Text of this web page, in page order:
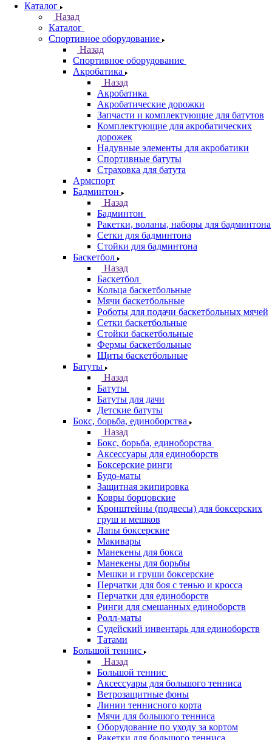
Каталог
Назад
Каталог
Спортивное оборудование
Назад
Спортивное оборудование
Акробатика
Назад
Акробатика
Акробатические дорожки
Запчасти и комплектующие для батутов
Комплектующие для акробатических
дорожек
Надувные элементы для акробатики
Спортивные батуты
Страховка для батута
Армспорт
Бадминтон
Назад
Бадминтон
Ракетки, воланы, наборы для бадминтона
Сетки для бадминтона
Стойки для бадминтона
Баскетбол
Назад
Баскетбол
Кольца баскетбольные
Мячи баскетбольные
Роботы для подачи баскетбольных мячей
Сетки баскетбольные
Стойки баскетбольные
Фермы баскетбольные
Щиты баскетбольные
Батуты
Назад
Батуты
Батуты для дачи
Детские батуты
Бокс, борьба, единоборства
Назад
Бокс, борьба, единоборства
Аксессуары для единоборств
Боксерские ринги
Будо-маты
Защитная экипировка
Ковры борцовские
Кронштейны (подвесы) для боксерских
груш и мешков
Лапы боксерские
Макивары
Манекены для бокса
Манекены для борьбы
Мешки и груши боксерские
Перчатки для боя с тенью и кросса
Перчатки для единоборств
Ринги для смешанных единоборств
Ролл-маты
Судейский инвентарь для единоборств
Татами
Большой теннис
Назад
Большой теннис
Аксессуары для большого тенниса
Ветрозащитные фоны
Линии теннисного корта
Мячи для большого тенниса
Оборудование по уходу за кортом
Ракетки для большого тенниса